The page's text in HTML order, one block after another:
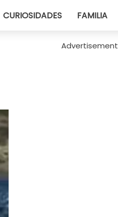
CURIOSIDADES FAMILIA
Advertisement